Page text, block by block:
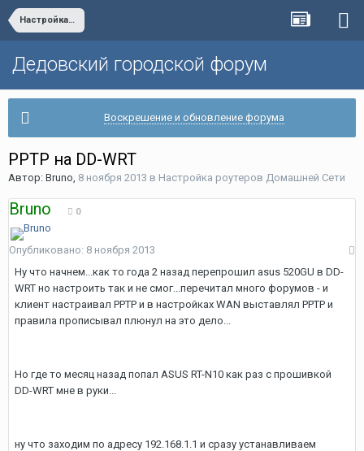
Настройка роутеров Домашней Сети
Дедовский городской форум
Воскрешение и обновление форума
PPTP на DD-WRT
Автор: Bruno, 8 ноября 2013 в Настройка роутеров Домашней Сети
Bruno 0
Опубликовано: 8 ноября 2013
Ну что начнем...как то года 2 назад перепрошил asus 520GU в DD-
WRT но настроить так и не смог...перечитал много форумов - и
клиент настраивал PPTP и в настройках WAN выставлял PPTP и
правила прописывал плюнул на это дело...
Но где то месяц назад попал ASUS RT-N10 как раз с прошивкой
DD-WRT мне в руки...
ну что заходим по адресу 192.168.1.1 и сразу устанавливаем